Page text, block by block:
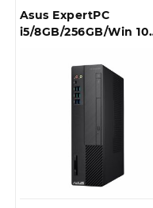
Asus ExpertPC
i5/8GB/256GB/Win 10
D6414SFF-I59400036R